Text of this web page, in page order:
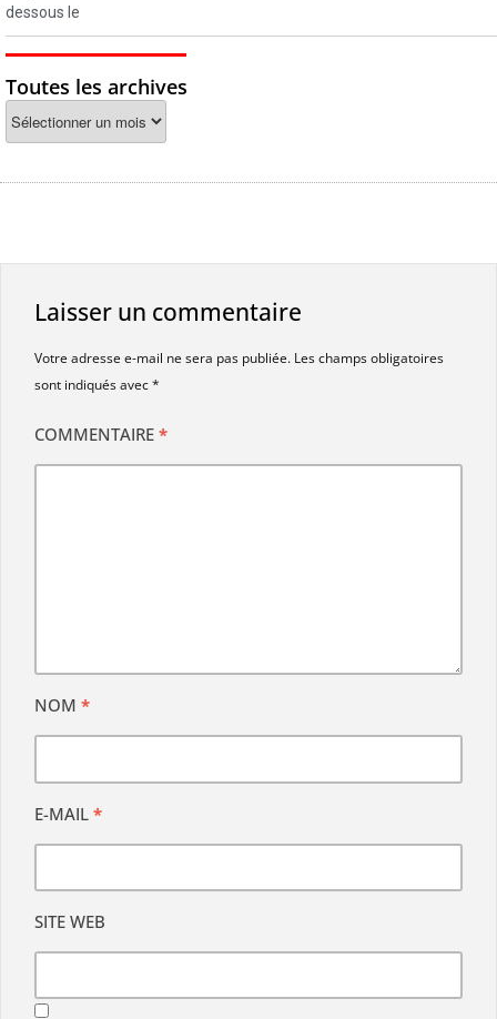
dessous le
Toutes les archives
Laisser un commentaire
Votre adresse e-mail ne sera pas publiée. Les champs obligatoires
sont indiqués avec*
COMMENTAIRE *
NOM *
E-MAIL *
SITE WEB